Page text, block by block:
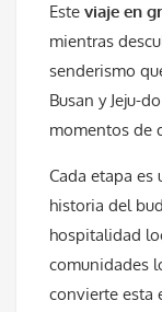
Este viaje en
mientras
senderismo
Busan y Jeju-do
momentos de
Cada etapa es
historia del
hospitalidad
comunidades
convierte esta